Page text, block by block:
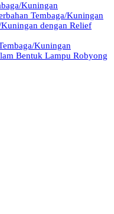
Kuningan
Tembaga/Kuningan
dengan Relief
Kuningan
Bentuk Lampu Robyong